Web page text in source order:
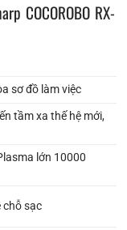
COCOROBO RX-
sơ đồ làm việc
tầm xa thế hệ mới,
lớn 10000
chỗ sạc